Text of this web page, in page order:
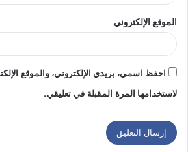
الموقع الإلكتروني
احفظ اسمي، بريدي الإلكتروني، والموقع
لاستخدامها المرة المقبلة في تعليقي.